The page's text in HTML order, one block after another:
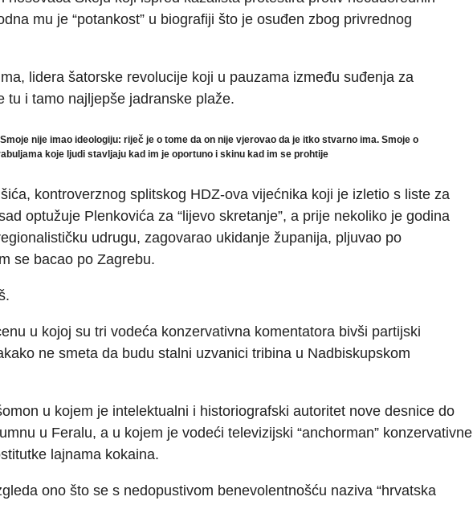
mu je “potankost” u biografiji što je osuđen zbog privrednog
lidera šatorske revolucije koji u pauzama između suđenja za
tu i tamo najljepše jadranske plaže.
nije imao ideologiju: riječ je o tome da on nije vjerovao da je itko stvarno ima. Smoje o
koje ljudi stavljaju kad im je oportuno i skinu kad im se prohtije
kontroverznog splitskog HDZ-ova vijećnika koji je izletio s liste za
optužuje Plenkovića za “lijevo skretanje”, a prije nekoliko je godina
udrugu, zagovarao ukidanje županija, pljuvao po
se bacao po Zagrebu.
u kojoj su tri vodeća konzervativna komentatora bivši partijski
ne smeta da budu stalni uzvanici tribina u Nadbiskupskom
u kojem je intelektualni i historiografski autoritet nove desnice do
u Feralu, a u kojem je vodeći televizijski “anchorman” konzervativne
lajnama kokaina.
ono što se s nedopustivom benevolentnošću naziva “hrvatska